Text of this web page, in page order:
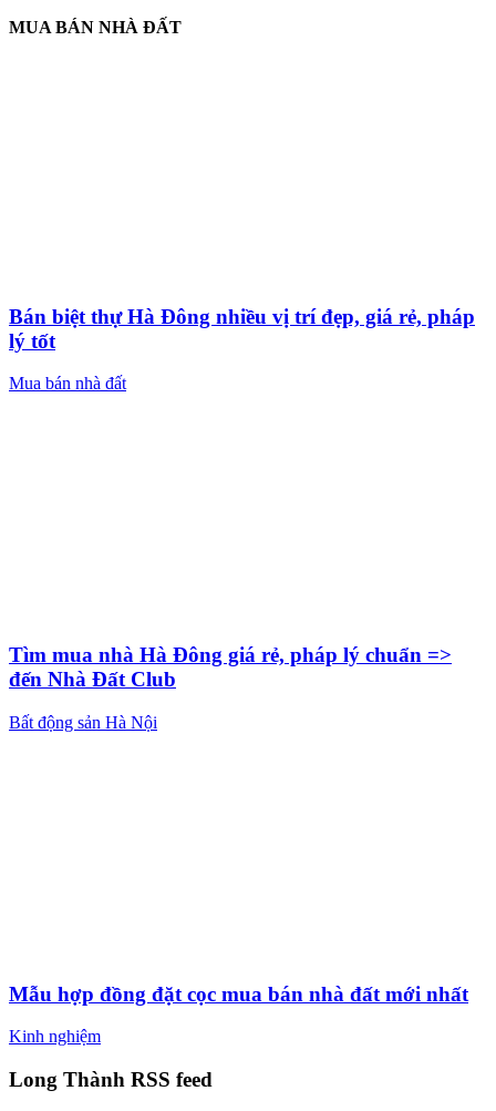
MUA BÁN NHÀ ĐẤT
Bán biệt thự Hà Đông nhiều vị trí đẹp, giá rẻ, pháp
lý tốt
Mua bán nhà đất
Tìm mua nhà Hà Đông giá rẻ, pháp lý chuẩn =>
đến Nhà Đất Club
Bất động sản Hà Nội
Mẫu hợp đồng đặt cọc mua bán nhà đất mới nhất
Kinh nghiệm
Long Thành RSS feed